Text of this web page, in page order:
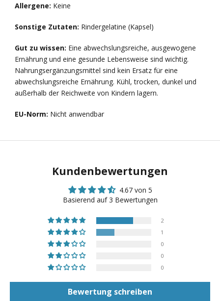
Allergene: Keine
Sonstige Zutaten: Rindergelatine (Kapsel)
Gut zu wissen: Eine abwechslungsreiche, ausgewogene
Ernährung und eine gesunde Lebensweise sind wichtig.
Nahrungsergänzungsmittel sind kein Ersatz für eine
abwechslungsreiche Ernährung. Kühl, trocken, dunkel und
außerhalb der Reichweite von Kindern lagern.
EU-Norm: Nicht anwendbar
Kundenbewertungen
4.67 von 5
Basierend auf 3 Bewertungen
2
1
0
0
0
Bewertung schreiben